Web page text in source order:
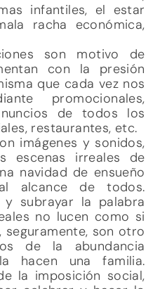
infantiles, el estar
racha económica,
son motivo de
con la presión
que cada vez nos
promocionales,
de todos los
restaurantes, etc.
imágenes y sonidos,
escenas irreales de
navidad de ensueño
alcance de todos.
y subrayar la palabra
no lucen como si
seguramente, son otro
de la abundancia
hacen una familia.
la imposición social,